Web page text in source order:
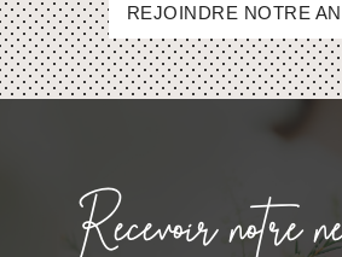
REJOINDRE NOTRE
Recevoir notre